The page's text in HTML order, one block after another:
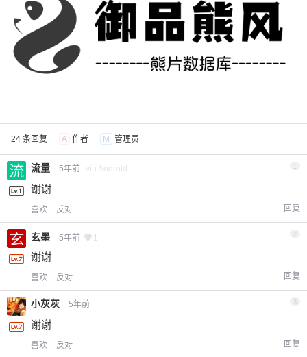
姓名：
电话：
性别： 男
备注：
24 条回复 A 作者 M 管理员
流量 5年前 via Android
谢谢
喜欢 反对 回复
玄墨 5年前 1 2
谢谢
喜欢 反对 回复
小灰灰 5年前 3
谢谢
喜欢 反对 回复
您没有权限发布内容，请购买会员或者提升权